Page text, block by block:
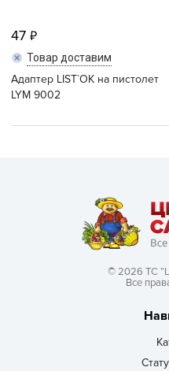
47
Товар доставим
Адаптер LIST`OK на пистолет
LYM 9002
© 2026 ТС
Все